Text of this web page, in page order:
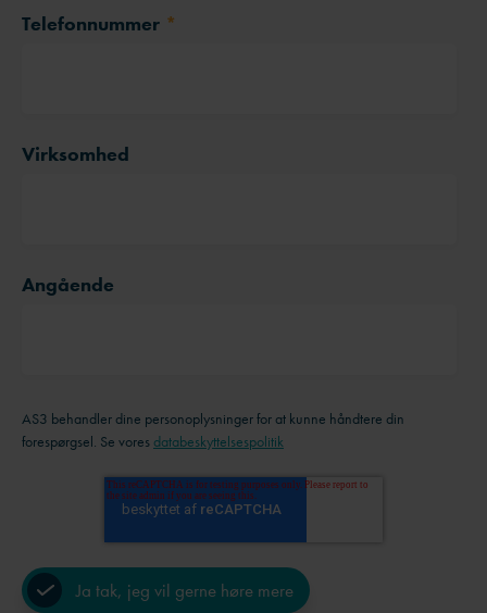
Telefonnummer *
Virksomhed
Angående
AS3 behandler dine personoplysninger for at kunne håndtere din
forespørgsel. Se vores databeskyttelsespolitik